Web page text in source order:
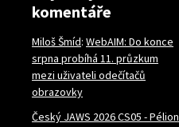
komentáře
Miloš Šmíd: WebAIM: Do konce
srpna probíhá 11. průzkum
mezi uživateli odečítačů
obrazovky
Český JAWS 2026 CS05 - Pélion